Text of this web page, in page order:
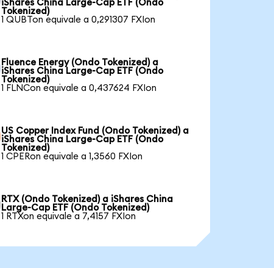
iShares China Large-Cap ETF (Ondo
Tokenized)
1 QUBTon equivale a 0,291307 FXIon
Fluence Energy (Ondo Tokenized) a
iShares China Large-Cap ETF (Ondo
Tokenized)
1 FLNCon equivale a 0,437624 FXIon
US Copper Index Fund (Ondo Tokenized) a
iShares China Large-Cap ETF (Ondo
Tokenized)
1 CPERon equivale a 1,3560 FXIon
RTX (Ondo Tokenized) a iShares China
Large-Cap ETF (Ondo Tokenized)
1 RTXon equivale a 7,4157 FXIon